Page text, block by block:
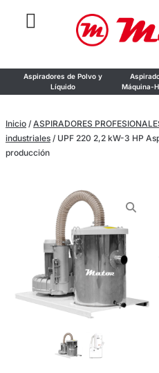
Aspiradores de Polvo y
Líquido
Máquina-
Inicio / ASPIRADORES
industriales / UPF 220 2,2 kW-3 HP
producción